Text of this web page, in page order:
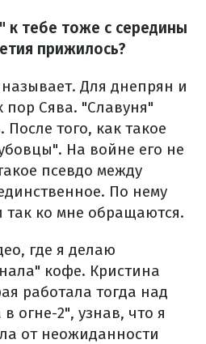
к тебе тоже с середины
прижилось?
Для днепрян и
пор Сява. "Славуня"
того, как такое
На войне его не
псевдо между
По нему
так ко мне обращаются.
где я делаю
кофе. Кристина
работала тогда над
огне-2", узнав, что я
от неожиданности